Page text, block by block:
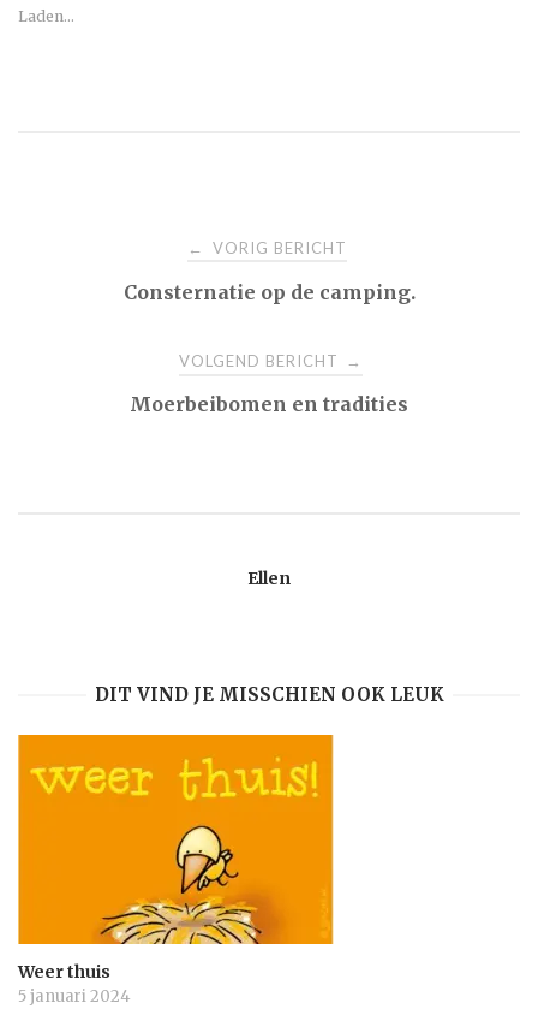
Laden...
navigatie
← VORIG BERICHT
Consternatie op de camping.
VOLGEND BERICHT →
Moerbeibomen en tradities
Ellen
DIT VIND JE MISSCHIEN OOK LEUK
Weer thuis
5 januari 2024